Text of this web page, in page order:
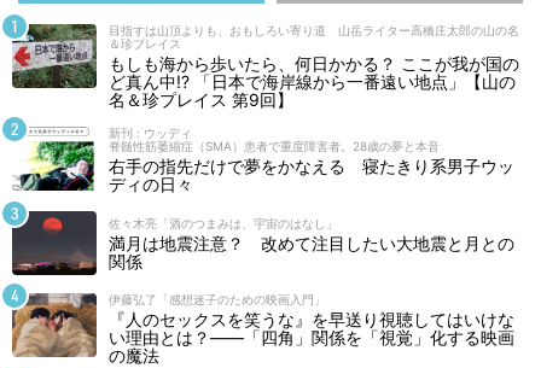
目指すは山頂よりも、おもしろい寄り道 山岳ライター高橋庄太郎の山の名
＆珍プレイス
もしも海から歩いたら、何日かかる？ ここが我が国の
ど真ん中!? 「日本で海岸線から一番遠い地点」【山の
名＆珍プレイス 第9回】
新刊 : ウッディ
脊髄性筋萎縮症（SMA）患者で重度障害者。28歳の夢と本音
右手の指先だけで夢をかなえる 寝たきり系男子ウッ
ディの日々
佐々木亮「酒のつまみは、宇宙のはなし」
満月は地震注意？ 改めて注目したい大地震と月との
関係
伊藤弘了「感想迷子のための映画入門」
『人のセックスを笑うな』を早送り視聴してはいけな
い理由とは？――「四角」関係を「視覚」化する映画
の魔法